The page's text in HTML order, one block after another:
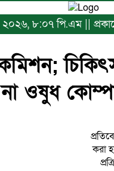
২০২৬, ৮:০৭ পি.এম ||
কমিশন;
ওষুধ
করা